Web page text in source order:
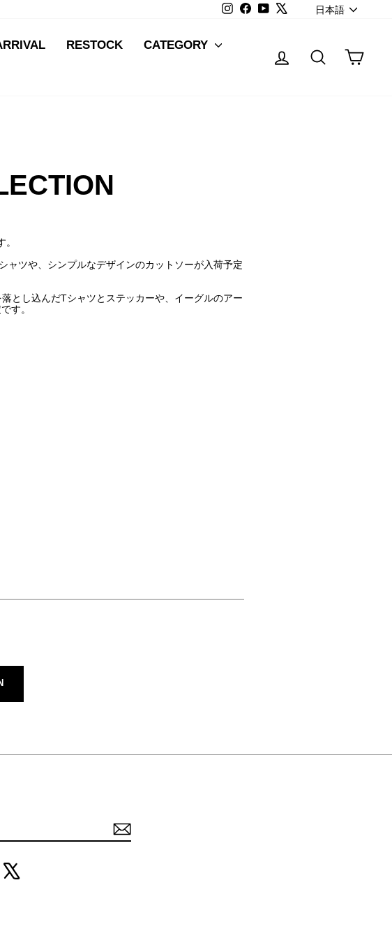
InstagramFacebook
YouTube 日本語
RESTOCK
CATEGORY
Log in SearchCart
ャツや、シンプルなデザインのカットソーが入荷予定
とし込んだTシャツとステッカーや、イーグルのアー
す。